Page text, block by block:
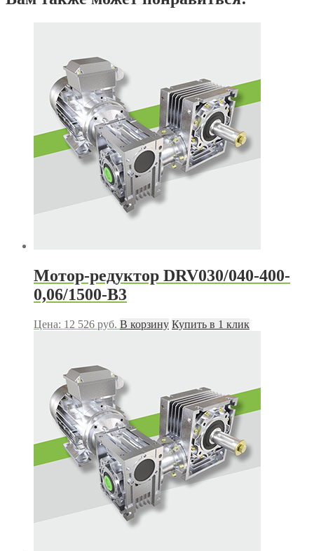
Мотор-редуктор DRV030/040-400-
0,06/1500-В3
Цена: 12 526 руб. В корзину Купить в 1 клик